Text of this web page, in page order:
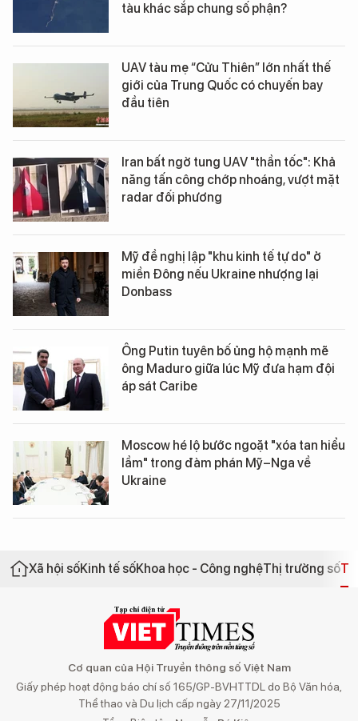
tàu khác sắp chung số phận?
UAV tàu mẹ “Cửu Thiên” lớn nhất thế
giới của Trung Quốc có chuyến bay
đầu tiên
Iran bất ngờ tung UAV "thần tốc": Khả
năng tấn công chớp nhoáng, vượt mặt
radar đối phương
Mỹ đề nghị lập "khu kinh tế tự do" ở
miền Đông nếu Ukraine nhượng lại
Donbass
Ông Putin tuyên bố ủng hộ mạnh mẽ
ông Maduro giữa lúc Mỹ đưa hạm đội
áp sát Caribe
Moscow hé lộ bước ngoặt "xóa tan hiểu
lầm" trong đàm phán Mỹ–Nga về
Ukraine
Xã hội sốKinh tế sốKhoa học - Công nghệThị trường số
Cơ quan của Hội Truyền thông số Việt Nam
Giấy phép hoạt động báo chí số 165/GP-BVHTTDL do Bộ Văn hóa,
Thể thao và Du lịch cấp ngày 27/11/2025